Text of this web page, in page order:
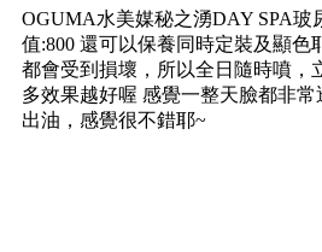
OGUMA水美媒秘之湧DAY SPA玻
值:800 還可以保養同時定裝及顯色
都會受到損壞，所以全日隨時噴，
多效果越好喔 感覺一整天臉都非
出油，感覺很不錯耶~